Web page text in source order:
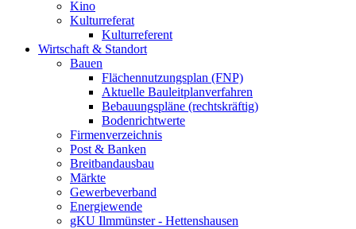
Kino
Kulturreferat
Kulturreferent
Wirtschaft & Standort
Bauen
Flächennutzungsplan (FNP)
Aktuelle Bauleitplanverfahren
Bebauungspläne (rechtskräftig)
Bodenrichtwerte
Firmenverzeichnis
Post & Banken
Breitbandausbau
Märkte
Gewerbeverband
Energiewende
gKU Ilmmünster - Hettenshausen